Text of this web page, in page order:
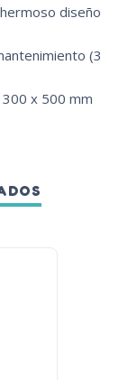
diseño
(3
x 500 mm